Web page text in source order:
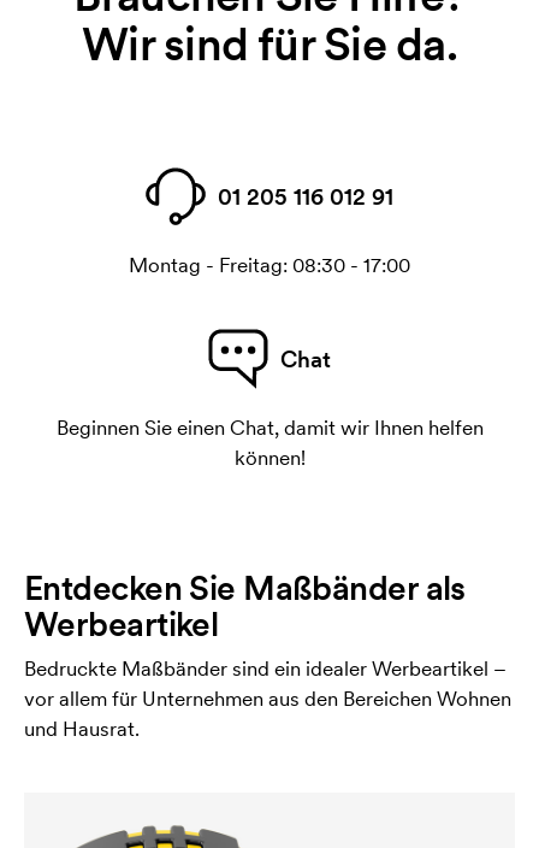
Wir sind für Sie da.
01 205 116 012 91
Montag - Freitag: 08:30 - 17:00
Chat
Beginnen Sie einen Chat, damit wir Ihnen helfen
können!
Entdecken Sie Maßbänder als
Werbeartikel
Bedruckte Maßbänder sind ein idealer Werbeartikel –
vor allem für Unternehmen aus den Bereichen Wohnen
und Hausrat.